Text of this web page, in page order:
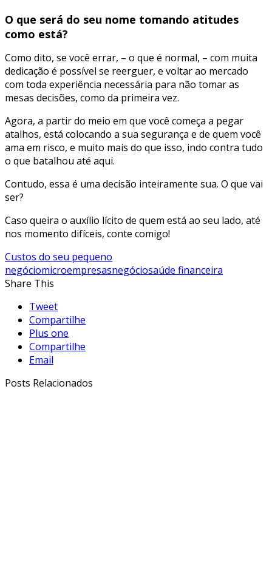
O que será do seu nome tomando atitudes
como está?
Como dito, se você errar, – o que é normal, – com muita
dedicação é possível se reerguer, e voltar ao mercado
com toda experiência necessária para não tomar as
mesas decisões, como da primeira vez.
Agora, a partir do meio em que você começa a pegar
atalhos, está colocando a sua segurança e de quem você
ama em risco, e muito mais do que isso, indo contra tudo
o que batalhou até aqui.
Contudo, essa é uma decisão inteiramente sua. O que vai
ser?
Caso queira o auxílio lícito de quem está ao seu lado, até
nos momento difíceis, conte comigo!
Custos do seu pequeno
negóciomicroempresasnegóciosaúde financeira
Share This
Tweet
Compartilhe
Plus one
Compartilhe
Email
Posts Relacionados